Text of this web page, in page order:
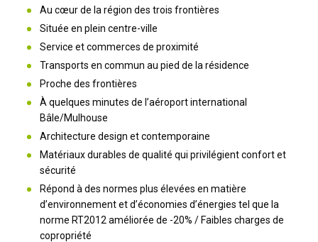
Au cœur de la région des trois frontières
Située en plein centre-ville
Service et commerces de proximité
Transports en commun au pied de la résidence
Proche des frontières
À quelques minutes de l’aéroport international
Bâle/Mulhouse
Architecture design et contemporaine
Matériaux durables de qualité qui privilégient confort et
sécurité
Répond à des normes plus élevées en matière
d’environnement et d’économies d’énergies tel que la
norme RT2012 améliorée de -20% / Faibles charges de
copropriété